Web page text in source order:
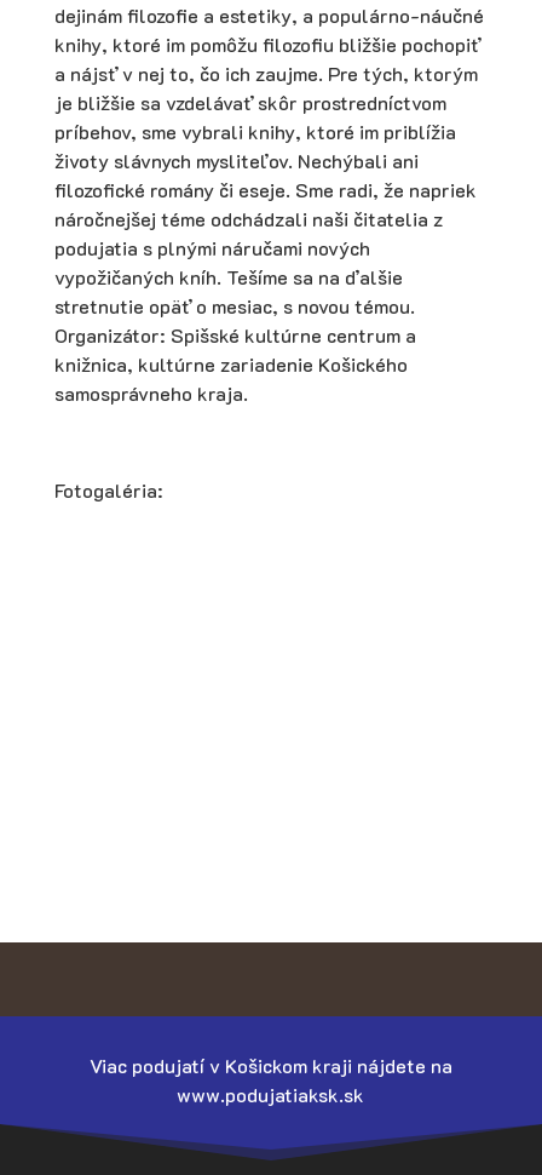
dejinám filozofie a estetiky, a populárno-náučné
knihy, ktoré im pomôžu filozofiu bližšie pochopiť
a nájsť v nej to, čo ich zaujme. Pre tých, ktorým
je bližšie sa vzdelávať skôr prostredníctvom
príbehov, sme vybrali knihy, ktoré im priblížia
životy slávnych mysliteľov. Nechýbali ani
filozofické romány či eseje. Sme radi, že napriek
náročnejšej téme odchádzali naši čitatelia z
podujatia s plnými náručami nových
vypožičaných kníh. Tešíme sa na ďalšie
stretnutie opäť o mesiac, s novou témou.
Organizátor: Spišské kultúrne centrum a
knižnica, kultúrne zariadenie Košického
samosprávneho kraja.
Fotogaléria:
Viac podujatí v Košickom kraji nájdete na
www.podujatiaksk.sk